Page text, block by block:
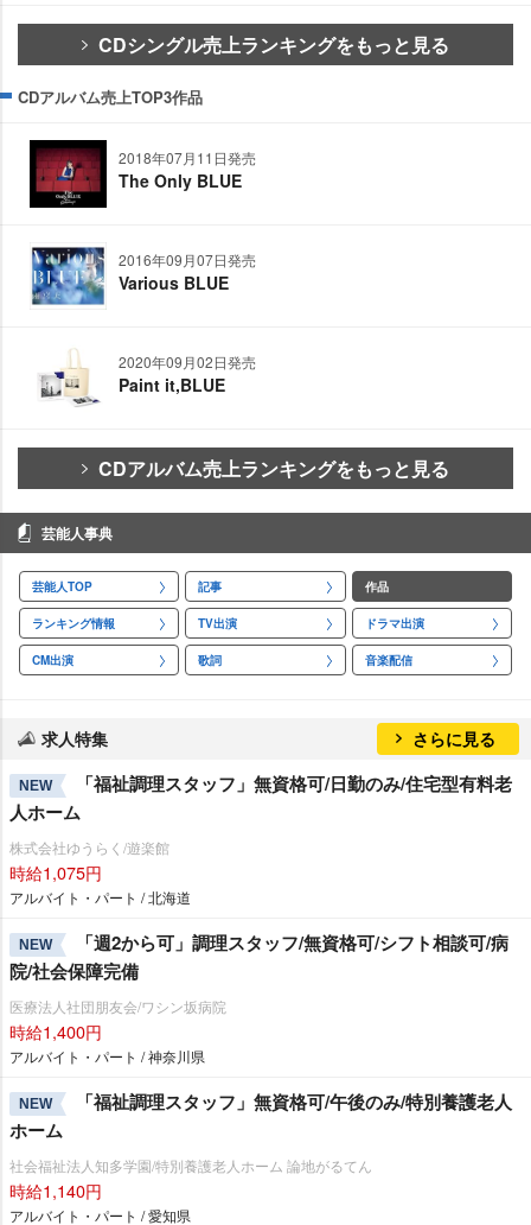
CDシングル売上ランキングをもっと見る
CDアルバム売上TOP3作品
2018年07月11日発売
The Only BLUE
2016年09月07日発売
Various BLUE
2020年09月02日発売
Paint it,BLUE
CDアルバム売上ランキングをもっと見る
芸能人事典
芸能人TOP 記事 作品
ランキング情報 TV出演 ドラマ出演
CM出演 歌詞 音楽配信
求人特集 さらに見る
NEW
「福祉調理スタッフ」無資格可/日勤のみ/住宅型有料老
人ホーム
株式会社ゆうらく/遊楽館
時給1,075円
アルバイト・パート / 北海道
NEW
「週2から可」調理スタッフ/無資格可/シフト相談可/病
院/社会保障完備
医療法人社団朋友会/ワシン坂病院
時給1,400円
アルバイト・パート / 神奈川県
NEW
「福祉調理スタッフ」無資格可/午後のみ/特別養護老人
ホーム
社会福祉法人知多学園/特別養護老人ホーム 論地がるてん
時給1,140円
アルバイト・パート / 愛知県